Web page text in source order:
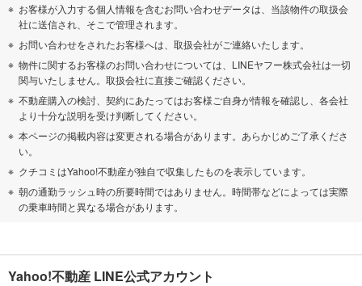
お客様が入力する個人情報を含むお問い合わせデータは、当該物件の取扱会
社に送信され、そこで管理されます。
お問い合わせをされたお客様へは、取扱会社がご連絡いたします。
物件に関するお客様のお問い合わせについては、LINEヤフー株式会社は一切
関与いたしません。取扱会社に直接ご確認ください。
不動産購入の検討、契約にあたってはお客様ご自身が情報を確認し、各会社
より十分な説明を受け判断してください。
本ページの掲載内容は変更される場合があります。あらかじめご了承くださ
い。
クチコミはYahoo!不動産が独自で収集したものを表示しています。
朝の通勤ラッシュ時の所要時間ではありません。時間帯などによっては実際
の乗車時間と異なる場合があります。
Yahoo!不動産 LINE公式アカウント